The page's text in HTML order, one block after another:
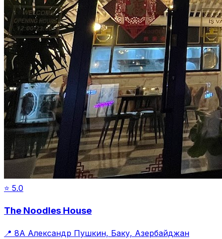
⭐ 5.0
The Noodles House
📍 8А Александр Пушкин, Баку, Азербайджан